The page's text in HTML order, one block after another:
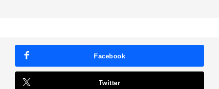
Facebook
Twitter